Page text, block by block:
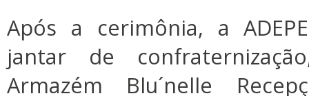
Após a cerimônia, a
jantar de
Armazém Blu´nelle